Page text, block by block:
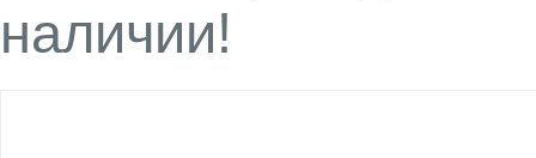
наличии!